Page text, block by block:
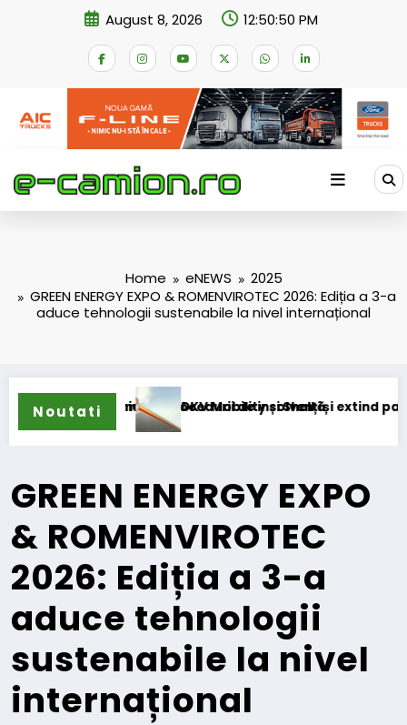
August 8, 2026 12:50:50 PM
Home eNEWS
2025
GREEN ENERGY EXPO & ROMENVIROTEC 2026: Ediția a 3-a
aduce tehnologii sustenabile la nivel internațional
Noutati
de insolvență
Mobility și Shell își extind parteneriatul european
GREEN ENERGY EXPO
& ROMENVIROTEC
2026: Ediția a 3-a
aduce tehnologii
sustenabile la nivel
internațional